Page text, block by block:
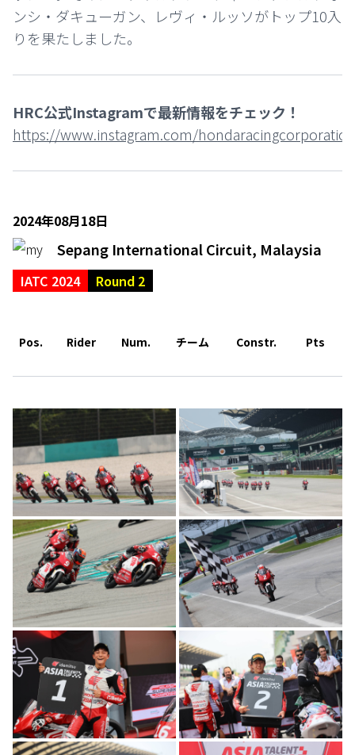
ンシ・ダキューガン、レヴィ・ルッソがトップ10入
りを果たしました。
HRC公式Instagramで最新情報をチェック！
https://www.instagram.com/
2024年08月18日
Sepang International Circuit, Malaysia
IATC 2024 Round 2
Pos. Rider Num. チーム Constr. Pts